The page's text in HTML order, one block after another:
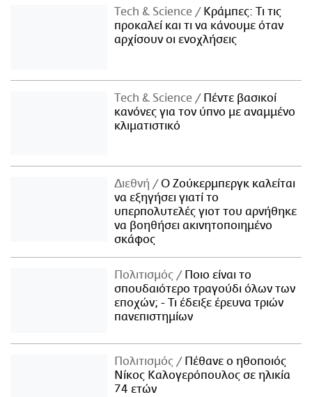
Τech & Science
Κράμπες: Τι τις
προκαλεί και τι να κάνουμε όταν
αρχίσουν οι ενοχλήσεις
Τech & Science
Πέντε βασικοί
κανόνες για τον ύπνο με αναμμένο
κλιματιστικό
Διεθνή
Ο Ζούκερμπεργκ καλείται
να εξηγήσει γιατί το
υπερπολυτελές γιοτ του αρνήθηκε
να βοηθήσει ακινητοποιημένο
σκάφος
Πολιτισμός
Ποιο είναι το
σπουδαιότερο τραγούδι όλων των
εποχών; - Τι έδειξε έρευνα τριών
πανεπιστημίων
Πολιτισμός
Πέθανε ο ηθοποιός
Νίκος Καλογερόπουλος σε ηλικία
74 ετών